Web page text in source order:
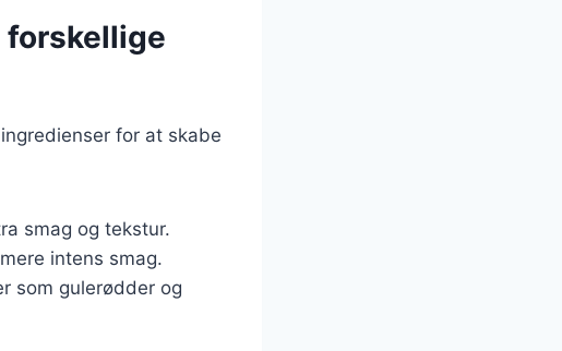
forskellige
for at skabe
smag og tekstur.
intens smag.
som gulerødder og